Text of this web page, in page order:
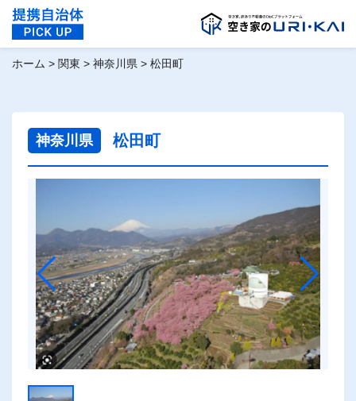
ホーム > 関東 > 神奈川県 > 松田町
神奈川県 松田町